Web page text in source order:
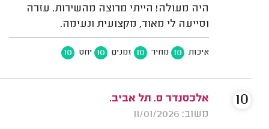
היה מעולה! הייתי מרוצה מהשירות. עזרה
וסייעה לי מאוד, מקצועית ונעימה.
איכות 10 מחיר 10 זמנים 10 יחס 10
אלכסנדר ס. תל אביב.
משוב: 11/01/2026
10